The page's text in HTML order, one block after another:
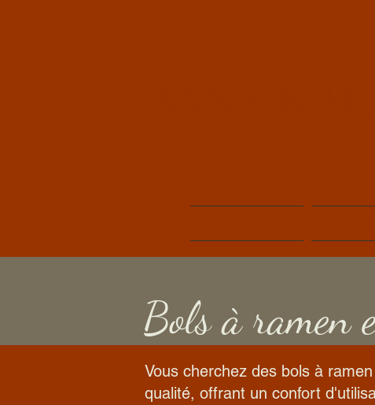
Bols à ramen
Vous cherchez des bols à
qualité, offrant un confort